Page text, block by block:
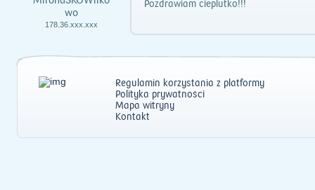
wo
178.36.xxx.xxx
Pozdrawiam cieplutko!!!
Regulamin korzystania z platformy
Polityka prywatności
Mapa witryny
Kontakt